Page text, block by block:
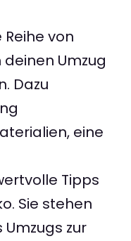
Reihe von
Umzug
Dazu
eine
Tipps
Sie stehen
zur